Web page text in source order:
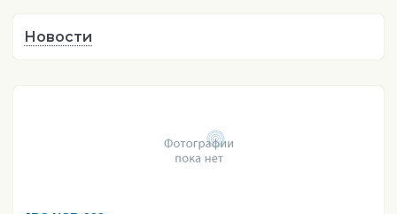
Новости